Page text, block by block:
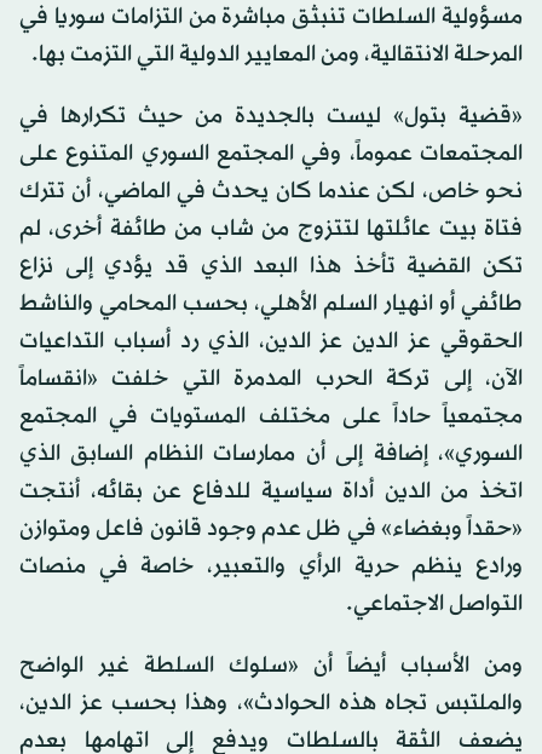
مسؤولية السلطات تنبثق مباشرة من التزامات سوريا في
المرحلة الانتقالية، ومن المعايير الدولية التي التزمت بها.
«قضية بتول» ليست بالجديدة من حيث تكرارها في
المجتمعات عموماً، وفي المجتمع السوري المتنوع على
نحو خاص، لكن عندما كان يحدث في الماضي، أن تترك
فتاة بيت عائلتها لتتزوج من شاب من طائفة أخرى، لم
تكن القضية تأخذ هذا البعد الذي قد يؤدي إلى نزاع
طائفي أو انهيار السلم الأهلي، بحسب المحامي والناشط
الحقوقي عز الدين عز الدين، الذي رد أسباب التداعيات
الآن، إلى تركة الحرب المدمرة التي خلفت «انقساماً
مجتمعياً حاداً على مختلف المستويات في المجتمع
السوري»، إضافة إلى أن ممارسات النظام السابق الذي
اتخذ من الدين أداة سياسية للدفاع عن بقائه، أنتجت
«حقداً وبغضاء» في ظل عدم وجود قانون فاعل ومتوازن
ورادع ينظم حرية الرأي والتعبير، خاصة في منصات
التواصل الاجتماعي.
ومن الأسباب أيضاً أن «سلوك السلطة غير الواضح
والملتبس تجاه هذه الحوادث»، وهذا بحسب عز الدين،
يضعف الثقة بالسلطات ويدفع إلى اتهامها بعدم